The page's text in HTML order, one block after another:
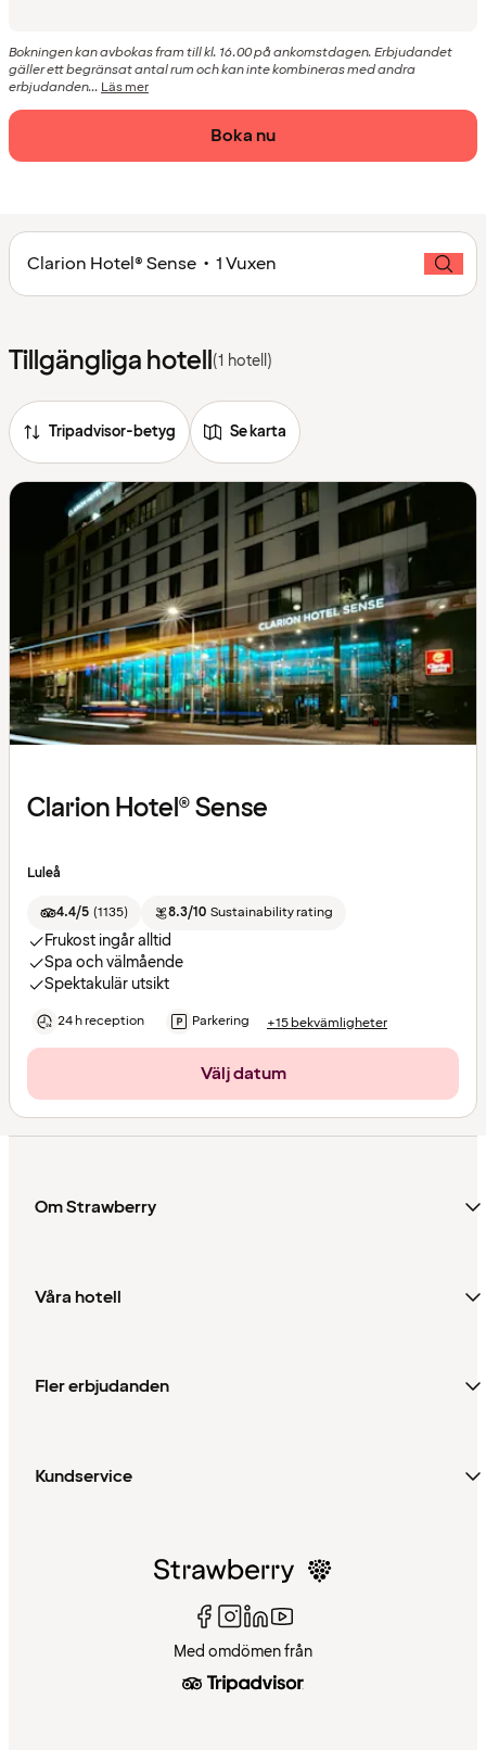
Bokningen kan avbokas fram till kl. 16.00 på ankomstdagen. Erbjudandet
gäller ett begränsat antal rum och kan inte kombineras med andra
erbjudanden... Läs mer
Boka nu
Clarion Hotel® Sense • 1 Vuxen
Tillgängliga hotell(1 hotell)
Tripadvisor-betyg Se karta
Clarion Hotel® Sense
Luleå
4.4/5 (1135) 8.3/10 Sustainability rating
Frukost ingår alltid
Spa och välmående
Spektakulär utsikt
24 h reception Parkering +15 bekvämligheter
Välj datum
Om Strawberry
Våra hotell
Fler erbjudanden
Kundservice
Med omdömen från